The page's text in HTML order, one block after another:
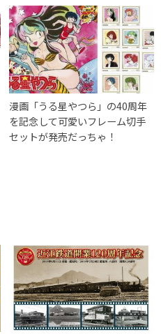
漫画「うる星やつら」の40周年
を記念して可愛いフレーム切手
セットが発売だっちゃ！